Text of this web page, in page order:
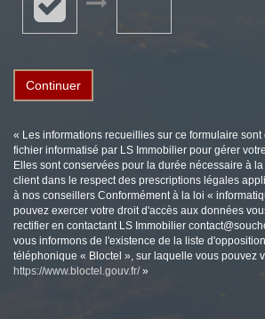
Continuer
« Les informations recueillies sur ce formulaire
fichier informatisé par LS Immobilier pour gérer
Elles sont conservées pour la durée nécessaire à
client dans le respect des prescriptions légales
à nos conseillers Conformément à la loi «
pouvez exercer votre droit d'accès aux données
rectifier en contactant LS Immobilier
vous informons de l'existence de la liste
téléphonique « Bloctel », sur laquelle vous pouvez
https://www.bloctel.gouv.fr/»